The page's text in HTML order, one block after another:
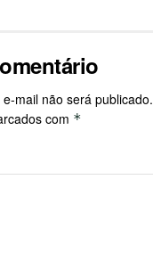
mail não será publicado.
com *